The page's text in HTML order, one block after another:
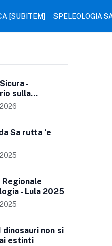
[SUBITEM] SPELEOLOGIA
-
sulla
in grotta
Sa rutta ‘e
Regionale
- Lula 2025
dinosauri non si
estinti